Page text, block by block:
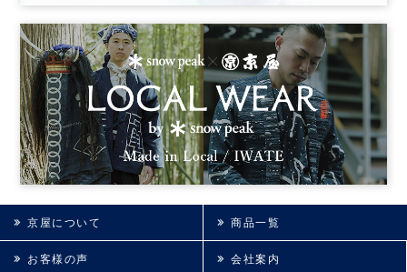
京屋について 商品一覧
お客様の声 会社案内